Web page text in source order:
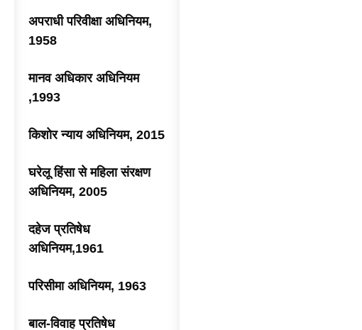
अपराधी परिवीक्षा अधिनियम,
1958
मानव अधिकार अधिनियम
,1993
किशोर न्याय अधिनियम, 2015
घरेलू हिंसा से महिला संरक्षण
अधिनियम, 2005
दहेज प्रतिषेध
अधिनियम,1961
परिसीमा अधिनियम, 1963
बाल-विवाह प्रतिषेध